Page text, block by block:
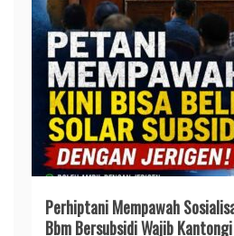
Perhiptani Mempawah
Bbm Bersubsidi Wajib